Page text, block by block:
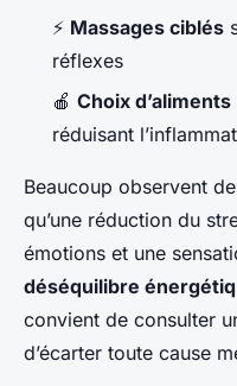
⚡ Massages ciblés
réflexes
🍎 Choix d’aliments
réduisant
Beaucoup observent
qu’une réduction du
émotions et une
déséquilibre
convient de consulter
d’écarter toute cause